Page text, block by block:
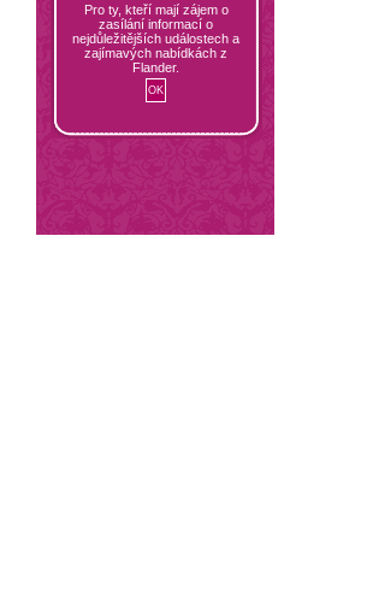
Pro ty, kteří mají zájem o
zasílání informací o
nejdůležitějších událostech a
zajímavých nabídkách z
Flander.